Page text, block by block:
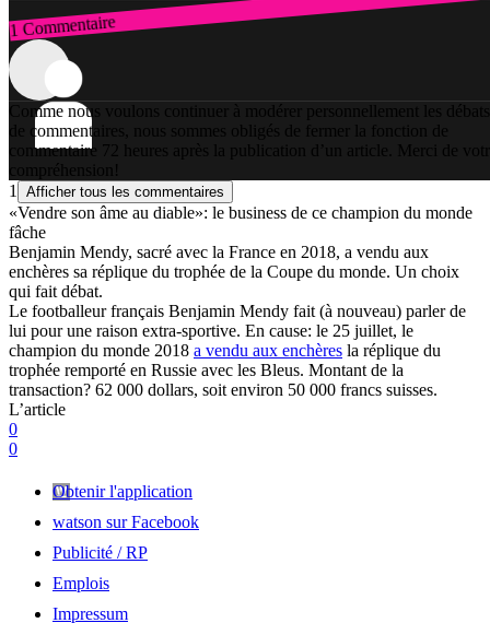
1 Commentaire
Connexion
Comme nous voulons continuer à modérer personnellement les débats
de commentaires, nous sommes obligés de fermer la fonction de
commentaire 72 heures après la publication d’un article. Merci de
compréhension!
1
Afficher tous les commentaires
«Vendre son âme au diable»: le business de ce champion du monde
fâche
Benjamin Mendy, sacré avec la France en 2018, a vendu aux
enchères sa réplique du trophée de la Coupe du monde. Un choix
qui fait débat.
Le footballeur français Benjamin Mendy fait (à nouveau) parler de
lui pour une raison extra-sportive. En cause: le 25 juillet, le
champion du monde 2018 a vendu aux enchères la réplique du
trophée remporté en Russie avec les Bleus. Montant de la
transaction? 62 000 dollars, soit environ 50 000 francs suisses.
L’article
0
0
Obtenir l'application
watson sur Facebook
Publicité / RP
Emplois
Impressum